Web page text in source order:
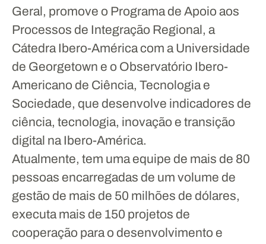
Geral, promove o Programa de Apoio aos
Processos de Integração Regional, a
Cátedra Ibero-América com a Universidade
de Georgetown e o Observatório Ibero-
Americano de Ciência, Tecnologia e
Sociedade, que desenvolve indicadores de
ciência, tecnologia, inovação e transição
digital na Ibero-América.
Atualmente, tem uma equipe de mais de 80
pessoas encarregadas de um volume de
gestão de mais de 50 milhões de dólares,
executa mais de 150 projetos de
cooperação para o desenvolvimento e